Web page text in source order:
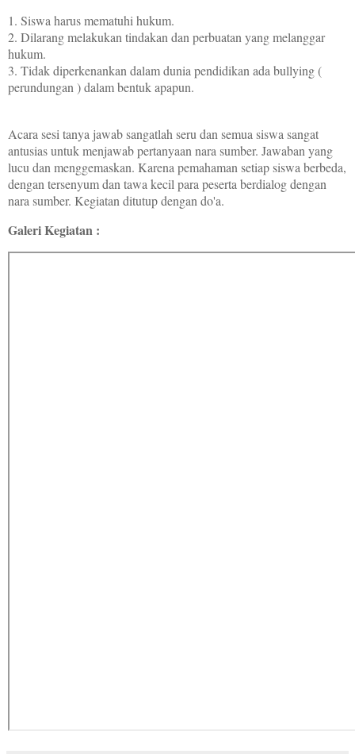
1. Siswa harus mematuhi hukum.
2. Dilarang melakukan tindakan dan perbuatan yang melanggar
hukum.
3. Tidak diperkenankan dalam dunia pendidikan ada bullying (
perundungan ) dalam bentuk apapun.
Acara sesi tanya jawab sangatlah seru dan semua siswa sangat
antusias untuk menjawab pertanyaan nara sumber. Jawaban yang
lucu dan menggemaskan. Karena pemahaman setiap siswa berbeda,
dengan tersenyum dan tawa kecil para peserta berdialog dengan
nara sumber. Kegiatan ditutup dengan do'a.
Galeri Kegiatan :